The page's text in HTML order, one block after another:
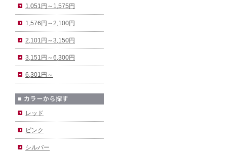
1,051円～1,575円
1,576円～2,100円
2,101円～3,150円
3,151円～6,300円
6,301円～
レッド
ピンク
シルバー